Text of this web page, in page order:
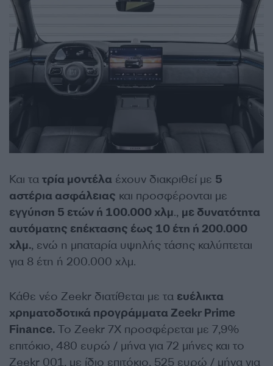
Και τα τρία μοντέλα έχουν διακριθεί με 5
αστέρια ασφάλειας και προσφέρονται με
εγγύηση 5 ετών ή 100.000 χλμ., με δυνατότητα
αυτόματης επέκτασης έως 10 έτη ή 200.000
χλμ., ενώ η μπαταρία υψηλής τάσης καλύπτεται
για 8 έτη ή 200.000 χλμ.
Κάθε νέο Zeekr διατίθεται με τα ευέλικτα
χρηματοδοτικά προγράμματα Zeekr Prime
Finance. Το Zeekr 7X προσφέρεται με 7,9%
επιτόκιο, 480 ευρώ / μήνα για 72 μήνες και το
Zeekr 001, με ίδιο επιτόκιο, 525 ευρώ / μήνα για